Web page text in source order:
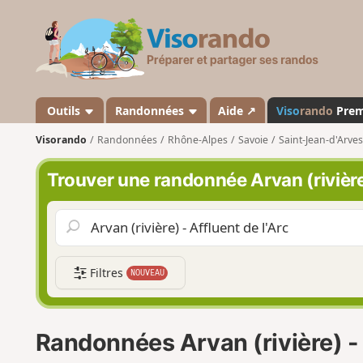
s
a
n
d
o
Outils Randonnées Aide ↗ Visorando
Visorando Randonnées Rhône-Alpes Savoie Saint-Jean-d'Arves
Trouver une randonnée Arvan
Filtres NOUVEAU
Randonnées Arvan (rivière)